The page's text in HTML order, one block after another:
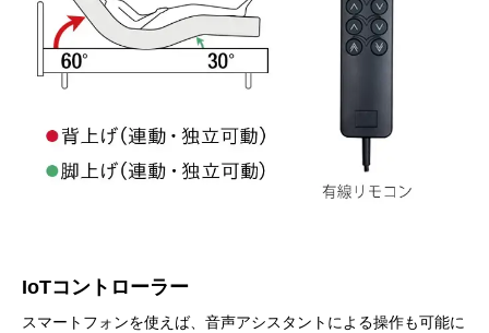
IoTコントローラー
スマートフォンを使えば、音声アシスタントによる操作も可能に